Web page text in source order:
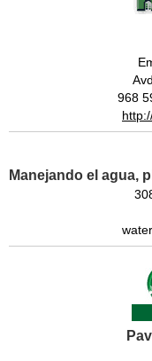
968
Manejando el agua,